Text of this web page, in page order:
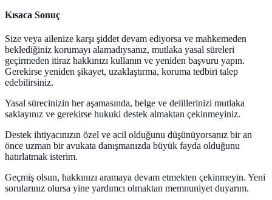
Kısaca Sonuç
Size veya ailenize karşı şiddet devam ediyorsa ve mahkemeden
beklediğiniz korumayı alamadıysanız, mutlaka yasal süreleri
geçirmeden itiraz hakkınızı kullanın ve yeniden başvuru yapın.
Gerekirse yeniden şikayet, uzaklaştırma, koruma tedbiri talep
edebilirsiniz.
Yasal sürecinizin her aşamasında, belge ve delillerinizi mutlaka
saklayınız ve gerekirse hukuki destek almaktan çekinmeyiniz.
Destek ihtiyacınızın özel ve acil olduğunu düşünüyorsanız bir an
önce uzman bir avukata danışmanızda büyük fayda olduğunu
hatırlatmak isterim.
Geçmiş olsun, hakkınızı aramaya devam etmekten çekinmeyin. Yeni
sorularınız olursa yine yardımcı olmaktan memnuniyet duyarım.